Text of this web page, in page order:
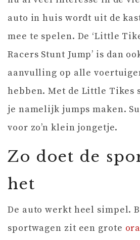
auto in huis wordt uit de
mee te spelen. De ‘Little
Racers Stunt Jump’ is dan
aanvulling op alle
hebben. Met de Little Tikes
je namelijk jumps maken.
voor zo’n klein jongetje.
Zo doet de
het
De auto werkt heel simpel.
sportwagen zit een grote